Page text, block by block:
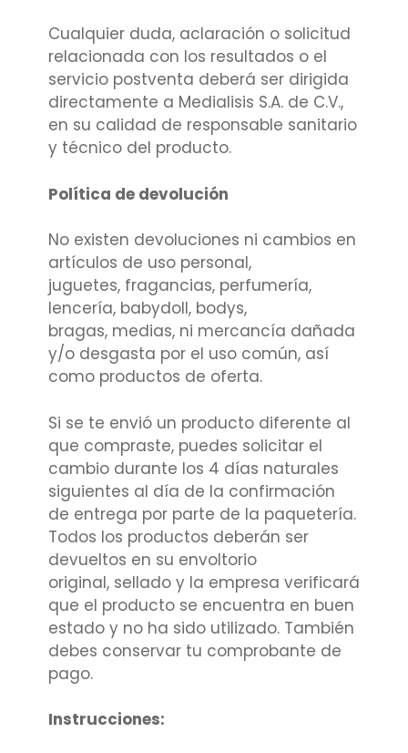
Cualquier duda, aclaración o solicitud
relacionada con los resultados o el
servicio postventa deberá ser dirigida
directamente a Medialisis S.A. de C.V.,
en su calidad de responsable sanitario
y técnico del producto.
Política de devolución
No existen devoluciones ni cambios en
artículos de uso personal,
juguetes, fragancias, perfumería,
lencería, babydoll, bodys,
bragas, medias, ni mercancía dañada
y/o desgasta por el uso común, así
como productos de oferta.
Si se te envió un producto diferente al
que compraste, puedes solicitar el
cambio durante los 4 días naturales
siguientes al día de la confirmación
de entrega por parte de la paquetería.
Todos los productos deberán ser
devueltos en su envoltorio
original, sellado y la empresa verificará
que el producto se encuentra en buen
estado y no ha sido utilizado. También
debes conservar tu comprobante de
pago.
Instrucciones: